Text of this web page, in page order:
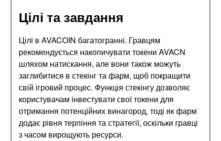
Цілі та завдання
Цілі в AVACOIN багатогранні. Гравцям
рекомендується накопичувати токени AVACN
шляхом натискання, але вони також можуть
заглибитися в стекінг та фарм, щоб покращити
свій ігровий процес. Функція стекінгу дозволяє
користувачам інвестувати свої токени для
отримання потенційних винагород, тоді як фарм
додає рівня терпіння та стратегії, оскільки гравці
з часом вирощують ресурси.